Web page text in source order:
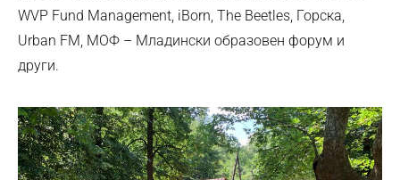
WVP Fund Management, iBorn, The Beetles, Горска,
Urban FM, МОФ – Младински образовен форум и
други.